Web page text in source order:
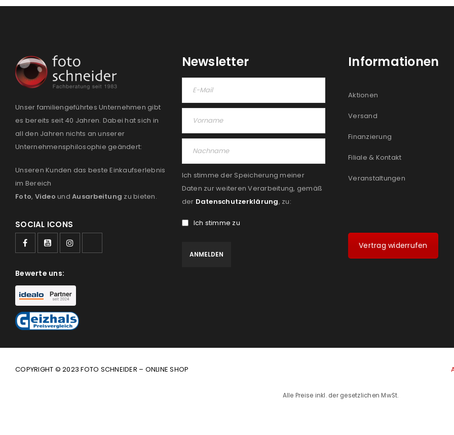
Unser familiengeführtes Unternehmen gibt
es bereits seit 40 Jahren. Dabei hat sich in
all den Jahren nichts an unserer
Unternehmensphilosophie geändert:
Unseren Kunden das beste Einkaufserlebnis
im Bereich
Foto, Video und Ausarbeitung zu bieten.
SOCIAL ICONS
Bewerte uns:
Newsletter
Ich stimme der Speicherung meiner
Daten zur weiteren Verarbeitung, gemäß
der Datenschutzerklärung, zu:
Ich stimme zu
Informationen
Aktionen
Versand
Finanzierung
Filiale & Kontakt
Veranstaltungen
Vertrag widerrufen
COPYRIGHT © 2023 FOTO SCHNEIDER – ONLINE SHOP
Alle Preise inkl. der gesetzlichen MwSt.